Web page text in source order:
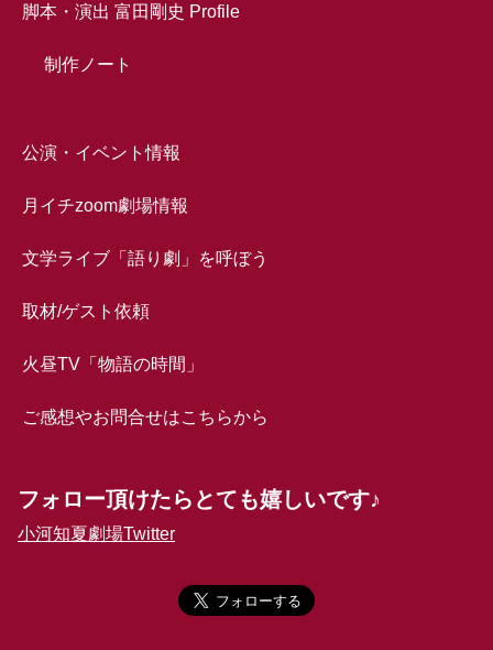
脚本・演出 富田剛史 Profile
制作ノート
公演・イベント情報
月イチzoom劇場情報
文学ライブ「語り劇」を呼ぼう
取材/ゲスト依頼
火昼TV「物語の時間」
ご感想やお問合せはこちらから
フォロー頂けたらとても嬉しいです♪
小河知夏劇場Twitter